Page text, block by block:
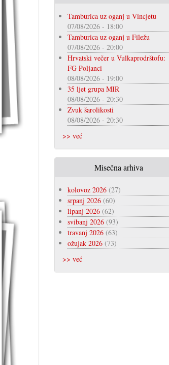
Tamburica uz oganj u Vincjetu
07/08/2026 - 18:00
Tamburica uz oganj u Filežu
07/08/2026 - 20:00
Hrvatski večer u Vulkaprodrštofu:
FG Poljanci
08/08/2026 - 19:00
35 ljet grupa MIR
08/08/2026 - 20:30
Zvuk šarolikosti
08/08/2026 - 20:30
>> već
Misečna arhiva
kolovoz 2026(27)
srpanj 2026(60)
lipanj 2026(62)
svibanj 2026(93)
travanj 2026(63)
ožujak 2026(73)
>> već